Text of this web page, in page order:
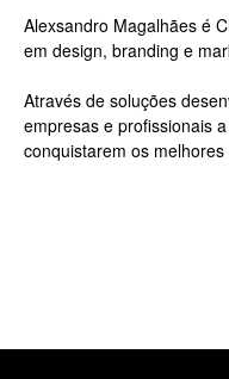
Alexsandro Magalhães é
em design, branding e
Através de soluções
empresas e profissionais
conquistarem os